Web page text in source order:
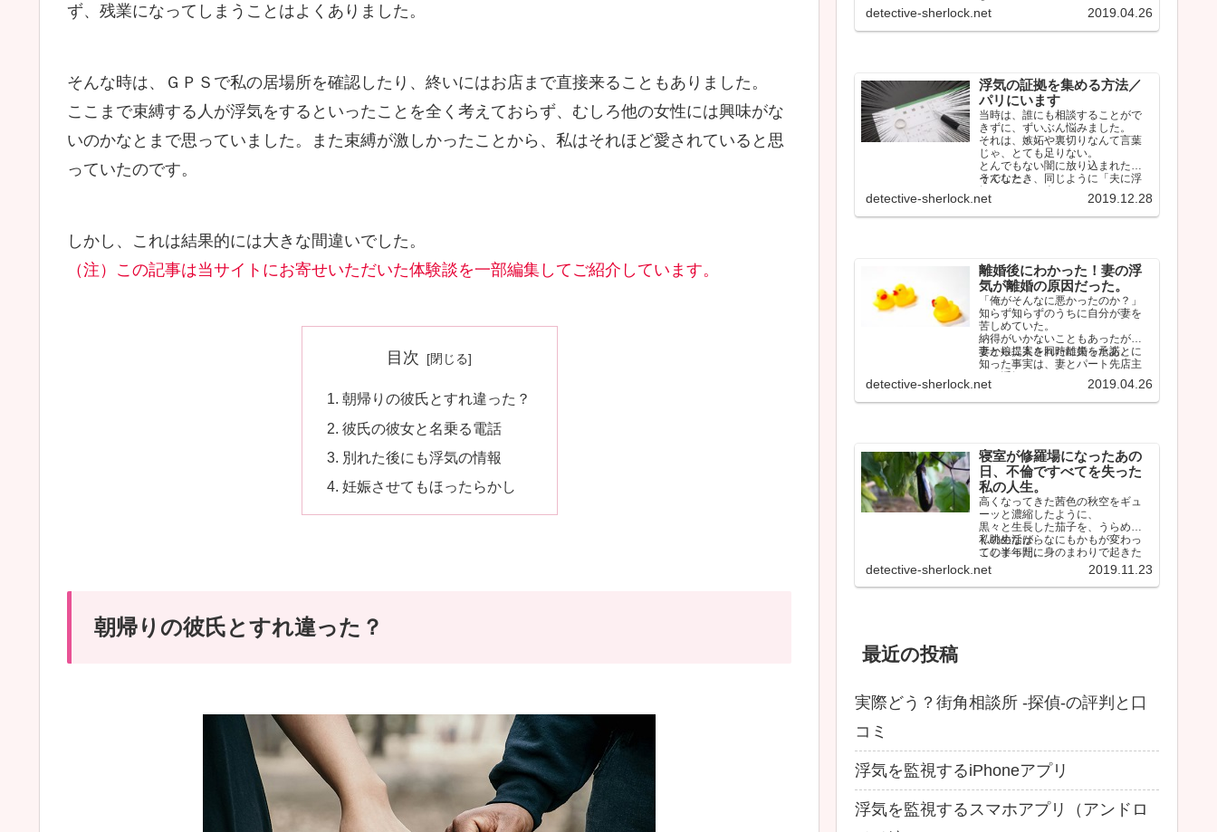
ず、残業になってしまうことはよくありました。
そんな時は、ＧＰＳで私の居場所を確認したり、終いにはお店まで直接来ることもありました。
ここまで束縛する人が浮気をするといったことを全く考えておらず、むしろ他の女性には興味がな
いのかなとまで思っていました。また束縛が激しかったことから、私はそれほど愛されていると思
っていたのです。
しかし、これは結果的には大きな間違いでした。
（注）この記事は当サイトにお寄せいただいた体験談を一部編集してご紹介しています。
目次
朝帰りの彼氏とすれ違った？
彼氏の彼女と名乗る電話
別れた後にも浮気の情報
妊娠させてもほったらかし
朝帰りの彼氏とすれ違った？
た…
detective-sherlock.net 2019.04.26
浮気の証拠を集める方法／
パリにいます
当時は、誰にも相談することがで
きずに、ずいぶん悩みました。
それは、嫉妬や裏切りなんて言葉
じゃ、とても足りない。
とんでもない闇に放り込まれたよ
うでした。
そんなとき、同じように「夫に浮
気されている人」のタイムライン
をみて、少…
detective-sherlock.net 2019.12.28
離婚後にわかった！妻の浮
気が離婚の原因だった。
「俺がそんなに悪かったのか？」
知らず知らずのうちに自分が妻を
苦しめていた。
納得がいかないこともあったが、
妻から提案された離婚を承諾。
妻と娘二人を同時に失ったあとに
知った事実は、妻とパート先店主
…
detective-sherlock.net 2019.04.26
寝室が修羅場になったあの
日、不倫ですべてを失った
私の人生。
高くなってきた茜色の秋空をギュ
ーッと濃縮したように、
黒々と生長した茄子を、うらめし
く眺めながら、
この半年間に身のまわりで起きた
ことを思い返していた。
私の生活は、なにもかもが変わっ
てしまった。
しかも間違いなく最悪な…
detective-sherlock.net 2019.11.23
最近の投稿
実際どう？街角相談所 -探偵-の評判と口
コミ
浮気を監視するiPhoneアプリ
浮気を監視するスマホアプリ（アンドロ